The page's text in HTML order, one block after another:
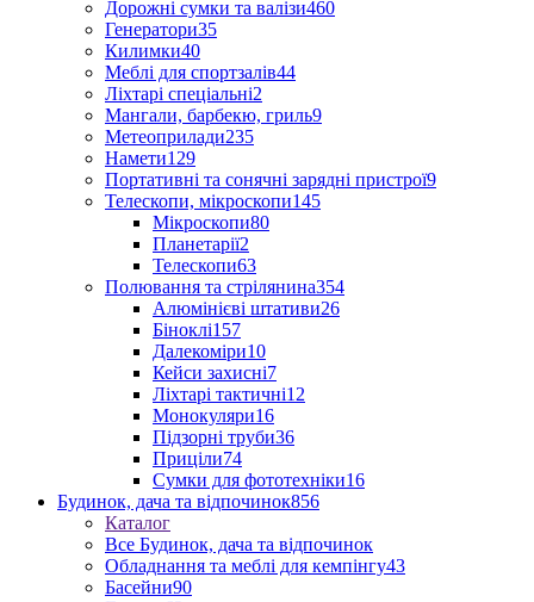
Дорожні сумки та валізи460
Генератори35
Килимки40
Меблі для спортзалів44
Ліхтарі спеціальні2
Мангали, барбекю, гриль9
Метеоприлади235
Намети129
Портативні та сонячні зарядні пристрої9
Телескопи, мікроскопи145
Мікроскопи80
Планетарії2
Телескопи63
Полювання та стрілянина354
Алюмінієві штативи26
Біноклі157
Далекоміри10
Кейси захисні7
Ліхтарі тактичні12
Монокуляри16
Підзорні труби36
Приціли74
Сумки для фототехніки16
Будинок, дача та відпочинок856
Каталог
Все Будинок, дача та відпочинок
Обладнання та меблі для кемпінгу43
Басейни90